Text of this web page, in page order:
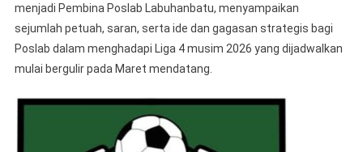
menjadi Pembina Poslab Labuhanbatu, menyampaikan
sejumlah petuah, saran, serta ide dan gagasan strategis bagi
Poslab dalam menghadapi Liga 4 musim 2026 yang dijadwalkan
mulai bergulir pada Maret mendatang.